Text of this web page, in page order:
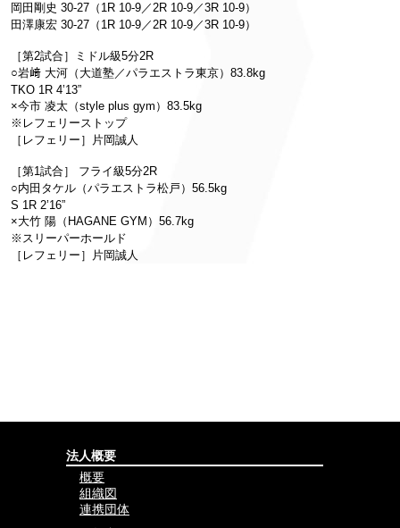
岡田剛史 30-27（1R 10-9／2R 10-9／3R 10-9）
田澤康宏 30-27（1R 10-9／2R 10-9／3R 10-9）
［第2試合］ミドル級5分2R
○岩﨑 大河（大道塾／パラエストラ東京）83.8kg
TKO 1R 4’13”
×今市 凌太（style plus gym）83.5kg
※レフェリーストップ
［レフェリー］片岡誠人
［第1試合］ フライ級5分2R
○内田タケル（パラエストラ松戸）56.5kg
S 1R 2’16”
×大竹 陽（HAGANE GYM）56.7kg
※スリーパーホールド
［レフェリー］片岡誠人
法人概要
概要
組織図
連携団体